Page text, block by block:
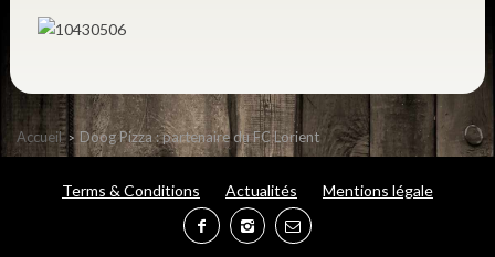
Accueil Doog Pizza : partenaire du FC Lorient
Terms & Conditions Actualités Mentions légale